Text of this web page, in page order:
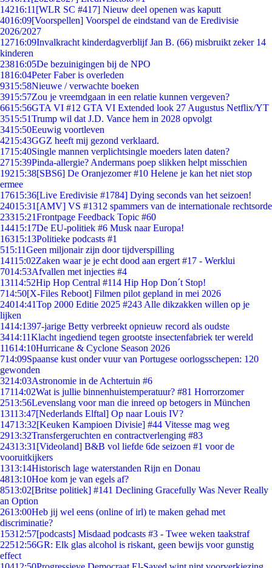
14216:11 [WLR SC #417] Nieuw deel openen was kaputt
4016:09[Voorspellen] Voorspel de eindstand van de Eredivisie
2026/2027
12716:09Invalkracht kinderdagverblijf Jan B. (66) misbruikt zeker 14
kinderen
23816:05De bezuinigingen bij de NPO
1816:04Peter Faber is overleden
9315:58Nieuwe / verwachte boeken
3915:57Zou je vreemdgaan in een relatie kunnen vergeven?
6615:56GTA VI #12 GTA VI Extended look 27 Augustus Netflix/YT
3515:51Trump wil dat J.D. Vance hem in 2028 opvolgt
3415:50Eeuwig voortleven
4215:43GGZ heeft mij gezond verklaard.
1715:40Single mannen verplichtsingle moeders laten daten?
2715:39Pinda-allergie? Andermans poep slikken helpt misschien
19215:38[SBS6] De Oranjezomer #10 Helene je kan het niet stop
ermee
17615:36[Live Eredivisie #1784] Dying seconds van het seizoen!
24015:31 [AMV] VS #1312 spammers van de internationale rechtsorde
23315:21Frontpage Feedback Topic #60
14415:17De EU-politiek #6 Musk naar Europa!
16315:13Politieke podcasts #1
515:11Geen miljonair zijn door tijdverspilling
14115:02Zaken waar je je echt dood aan ergert #17 - Werklui
7014:53Afvallen met injecties #4
13114:52Hip Hop Central #114 Hip Hop Don´t Stop!
714:50[X-Files Reboot] Filmen pilot gepland in mei 2026
24014:41Top 2000 Editie 2025 #243 Alle dikzakken willen op je
lijken
1414:1397-jarige Betty verbreekt opnieuw record als oudste
3414:11Klacht ingediend tegen grootste insectenfabriek ter wereld
11614:10Hurricane & Cyclone Season 2026
714:09Spaanse kust onder vuur van Portugese oorlogsschepen: 120
gewonden
3214:03Astronomie in de Achtertuin #6
17114:02Wat is jullie binnenhuistemperatuur? #81 Horrorzomer
2513:56Levenslang voor man die inreed op betogers in München
13113:47[Nederlands Elftal] Op naar Louis IV?
14713:32[Keuken Kampioen Divisie] #44 Vitesse mag weg
2913:32Transfergeruchten en contractverlenging #83
24313:31 [Videoland] B&B vol liefde 6de seizoen #1 voor de
vooruitkijkers
1313:14Historisch lage waterstanden Rijn en Donau
4813:10Hoe kom je van egels af?
8513:02[Britse politiek] #141 Declining Gracefully Was Never Really
an Option
2613:00Heb jij wel eens (online of irl) te maken gehad met
discriminatie?
15312:57[podcasts] Misdaad podcasts #3 - Twee weken taakstraf
22512:56GR: Elk glas alcohol is riskant, geen bewijs voor gunstig
effect